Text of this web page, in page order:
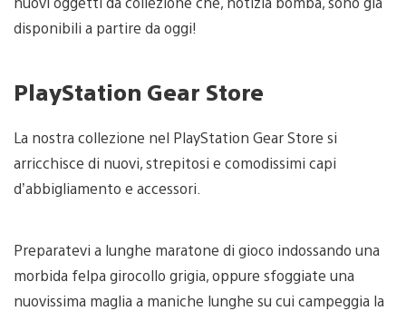
disponibili a partire da oggi!
PlayStation Gear Store
La nostra collezione nel PlayStation Gear Store si
arricchisce di nuovi, strepitosi e comodissimi capi
d’abbigliamento e accessori.
Preparatevi a lunghe maratone di gioco indossando una
morbida felpa girocollo grigia, oppure sfoggiate una
nuovissima maglia a maniche lunghe su cui campeggia la